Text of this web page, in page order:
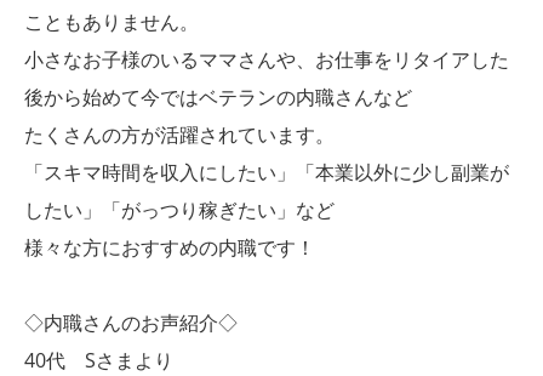
こともありません。
小さなお子様のいるママさんや、お仕事をリタイアした
後から始めて今ではベテランの内職さんなど
たくさんの方が活躍されています。
「スキマ時間を収入にしたい」「本業以外に少し副業が
したい」「がっつり稼ぎたい」など
様々な方におすすめの内職です！
◇内職さんのお声紹介◇
40代 Sさまより